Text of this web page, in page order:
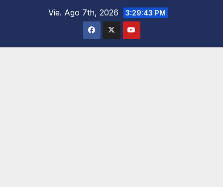
Vie. Ago 7th, 2026 3:29:44 PM